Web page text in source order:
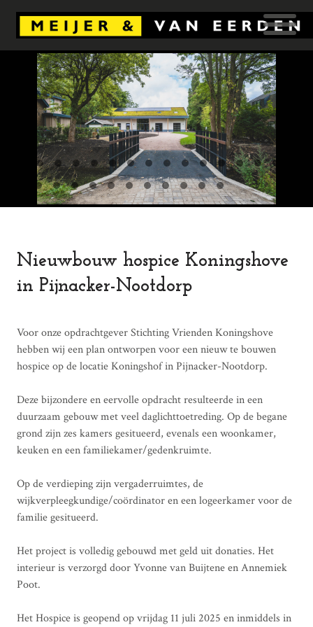
Nieuwbouw hospice Koningshove
in Pijnacker-Nootdorp
Voor onze opdrachtgever Stichting Vrienden Koningshove
hebben wij een plan ontworpen voor een nieuw te bouwen
hospice op de locatie Koningshof in Pijnacker-Nootdorp.
Deze bijzondere en eervolle opdracht resulteerde in een
duurzaam gebouw met veel daglichttoetreding. Op de begane
grond zijn zes kamers gesitueerd, evenals een woonkamer,
keuken en een familiekamer/gedenkruimte.
Op de verdieping zijn vergaderruimtes, de
wijkverpleegkundige/coördinator en een logeerkamer voor de
familie gesitueerd.
Het project is volledig gebouwd met geld uit donaties. Het
interieur is verzorgd door Yvonne van Buijtene en Annemiek
Poot.
Het Hospice is geopend op vrijdag 11 juli 2025 en inmiddels in